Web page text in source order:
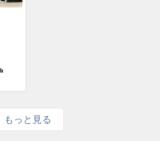
もっと見る